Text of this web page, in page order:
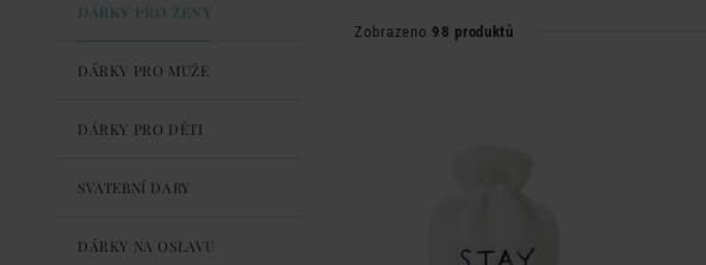
DÁRKY PRO ŽENY
DÁRKY PRO MUŽE
DÁRKY PRO DĚTI
SVATEBNÍ DARY
DÁRKY NA OSLAVU
Zobrazeno 98 produktů